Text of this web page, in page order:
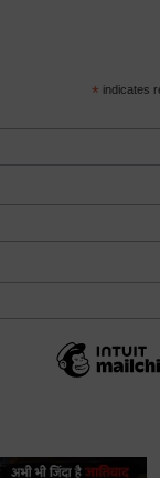
* indicates